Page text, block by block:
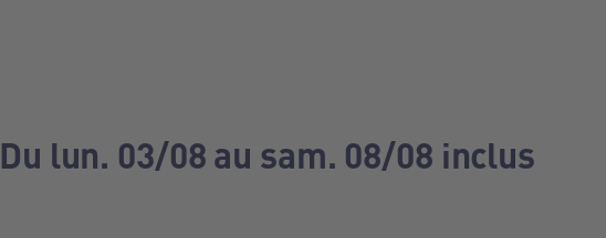
Du lun. 03/08 au sam. 08/08 inclus